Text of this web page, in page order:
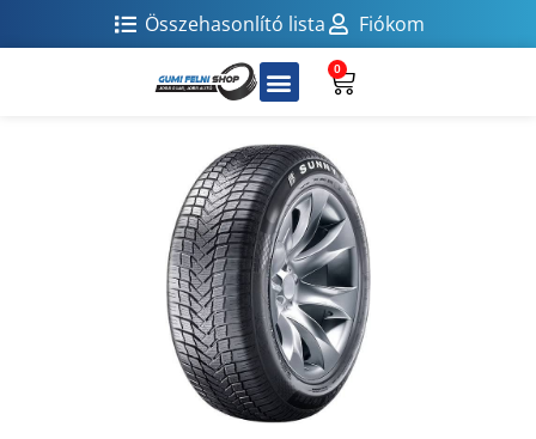
Összehasonlító lista Fiókom
0